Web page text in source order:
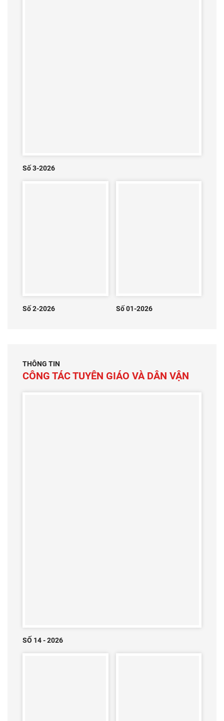
Số 3-2026
Số 2-2026 Số 01-2026
THÔNG TIN
CÔNG TÁC TUYÊN GIÁO VÀ DÂN VẬN
SỐ 14 - 2026